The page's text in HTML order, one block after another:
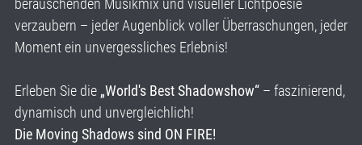
berauschenden Musikmix und visueller Lichtpoesie
verzaubern – jeder Augenblick voller Überraschungen, jeder
Moment ein unvergessliches Erlebnis!
Erleben Sie die „World's Best Shadowshow“ – faszinierend,
dynamisch und unvergleichlich!
Die Moving Shadows sind ON FIRE!